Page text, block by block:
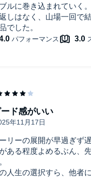
ブルに巻き込まれていく
しはなく、山場一回で
でした。
リーの展開が早過ぎず
ある程度よめるぶん、
人生の選択すら、他者
ド感がいい